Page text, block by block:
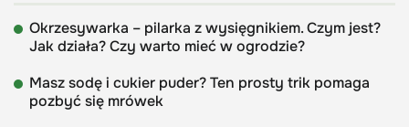
Okrzesywarka – pilarka z wysięgnikiem. Czym jest?
Jak działa? Czy warto mieć w ogrodzie?
Masz sodę i cukier puder? Ten prosty trik pomaga
pozbyć się mrówek